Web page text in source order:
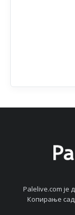
Palelive.com јe
Копирањe